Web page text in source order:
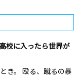
校に入ったら世界が
き。 殴る、蹴るの暴